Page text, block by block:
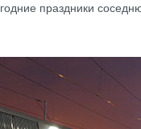
праздники